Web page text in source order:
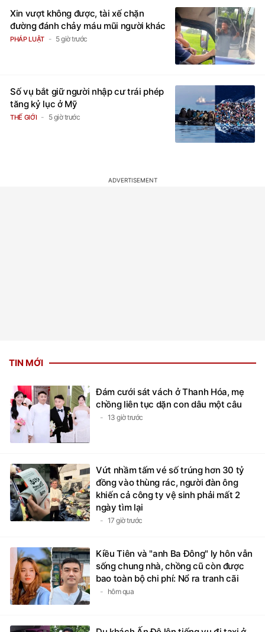
Xin vượt không được, tài xế chặn
đường đánh chảy máu mũi người khác
PHÁP LUẬT 5 giờ trước
Số vụ bắt giữ người nhập cư trái phép
tăng kỷ lục ở Mỹ
THẾ GIỚI 5 giờ trước
TIN MỚI
Đám cưới sát vách ở Thanh Hóa, mẹ
chồng liên tục dặn con dâu một câu
13 giờ trước
Vứt nhầm tấm vé số trúng hơn 30 tỷ
đồng vào thùng rác, người đàn ông
khiến cả công ty vệ sinh phải mất 2
ngày tìm lại
17 giờ trước
Kiều Tiên và "anh Ba Đông" ly hôn vẫn
sống chung nhà, chồng cũ còn được
bao toàn bộ chi phí: Nổ ra tranh cãi
hôm qua